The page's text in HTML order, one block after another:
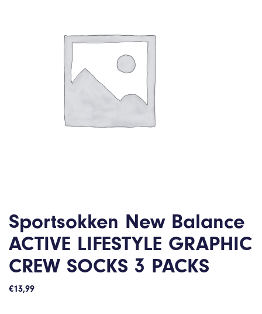
Sportsokken New Balance
ACTIVE LIFESTYLE GRAPHIC
CREW SOCKS 3 PACKS
€13,99